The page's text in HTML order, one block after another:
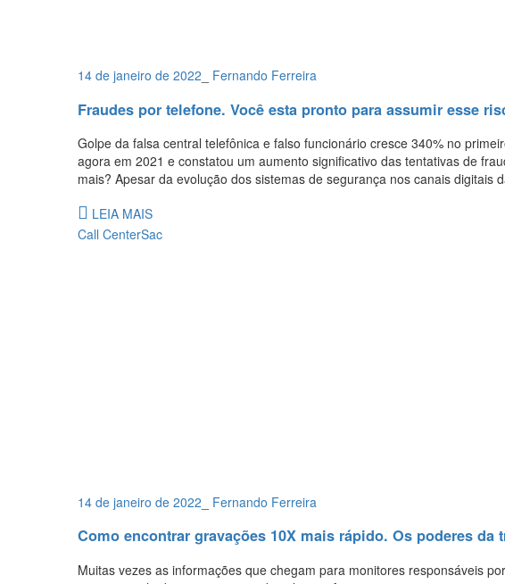
14 de janeiro de 2022 Fernando Ferreira
Fraudes por telefone. Você esta pronto para assumir esse
Golpe da falsa central telefônica e falso funcionário cresce 340% no
agora em 2021 e constatou um aumento significativo das tentativas de
mais? Apesar da evolução dos sistemas de segurança nos canais digitais
LEIA MAIS
Call CenterSac
14 de janeiro de 2022 Fernando Ferreira
Como encontrar gravações 10X mais rápido. Os poderes
Muitas vezes as informações que chegam para monitores responsáveis